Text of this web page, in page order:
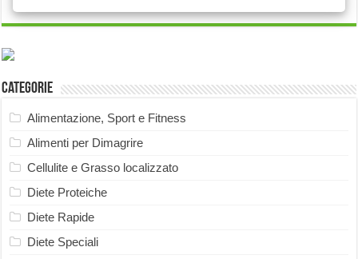
Categorie
Alimentazione, Sport e Fitness
Alimenti per Dimagrire
Cellulite e Grasso localizzato
Diete Proteiche
Diete Rapide
Diete Speciali